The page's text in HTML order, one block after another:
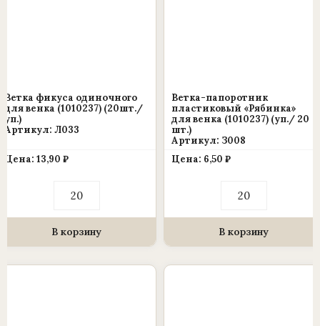
Ветка фикуса одиночного
для венка (1010237) (20шт./
уп.)
Артикул: Л033
Цена: 13,90 ₽
товара
фикуса
одиночного
(1010237)
В корзину
Ветка-папоротник
пластиковый «Рябинка»
для венка (1010237) (уп./ 20
шт.)
Артикул: З008
Цена: 6,50 ₽
товара
папоротник
пластиковый
венка
В корзину